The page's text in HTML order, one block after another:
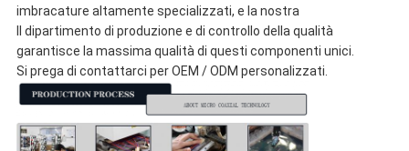
imbracature altamente specializzati, e la nostra
Il dipartimento di produzione e di controllo della qualità
garantisce la massima qualità di questi componenti unici.
Si prega di contattarci per OEM / ODM personalizzati.